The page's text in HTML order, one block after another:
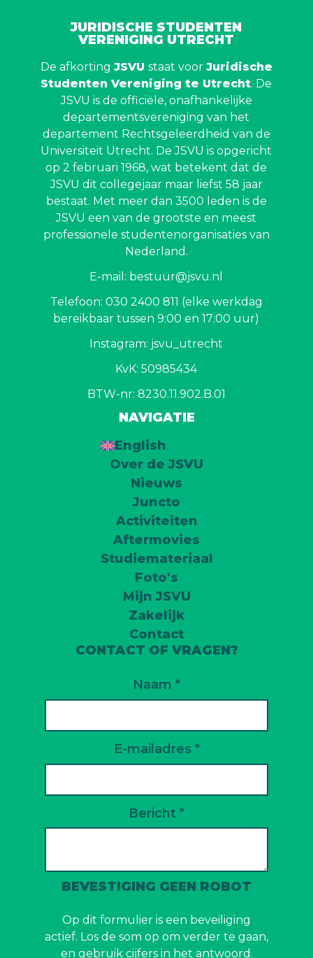
JURIDISCHE STUDENTEN
VERENIGING UTRECHT
De afkorting JSVU staat voor Juridische
Studenten Vereniging te Utrecht. De
JSVU is de officiële, onafhankelijke
departementsvereniging van het
departement Rechtsgeleerdheid van de
Universiteit Utrecht. De JSVU is opgericht
op 2 februari 1968, wat betekent dat de
JSVU dit collegejaar maar liefst 58 jaar
bestaat. Met meer dan 3500 leden is de
JSVU een van de grootste en meest
professionele studentenorganisaties van
Nederland.
E-mail: bestuur@jsvu.nl
Telefoon: 030 2400 811 (elke werkdag
bereikbaar tussen 9:00 en 17:00 uur)
Instagram: jsvu_utrecht
KvK: 50985434
BTW-nr: 8230.11.902.B.01
NAVIGATIE
English
Over de JSVU
Nieuws
Juncto
Activiteiten
Aftermovies
Studiemateriaal
Foto's
Mijn JSVU
Zakelijk
Contact
CONTACT OF VRAGEN?
Naam *
E-mailadres *
Bericht *
BEVESTIGING GEEN ROBOT
Op dit formulier is een beveiliging
actief. Los de som op om verder te gaan,
en gebruik cijfers in het antwoord.